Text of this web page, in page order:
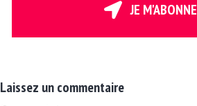
E
i
JE M'ABONNE
Laissez un commentaire